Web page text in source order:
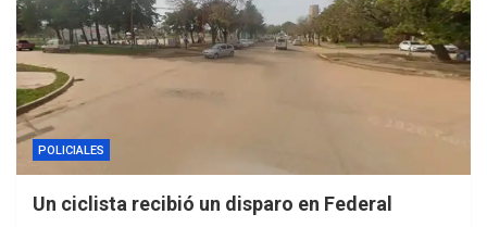
POLICIALES
Un ciclista recibió un disparo en Federal